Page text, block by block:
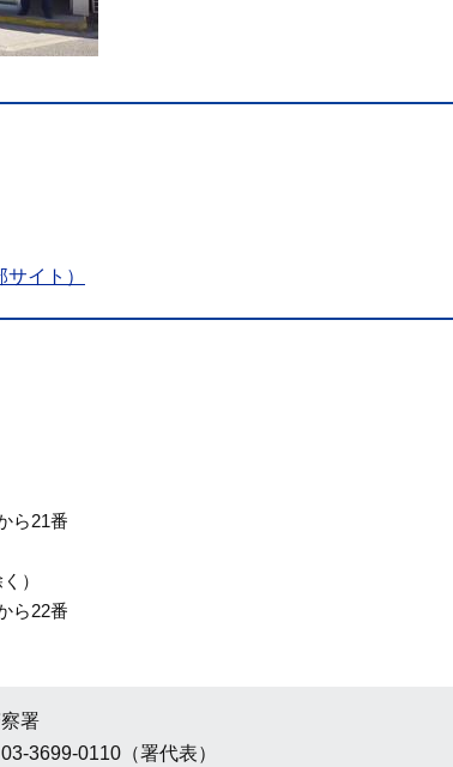
イト）
ら21番
）
ら22番
署
3699-0110（署代表）